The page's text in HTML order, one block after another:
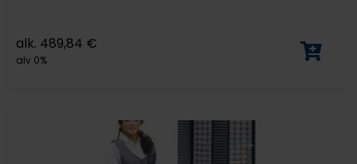
alk. 489,84 €
alv 0%